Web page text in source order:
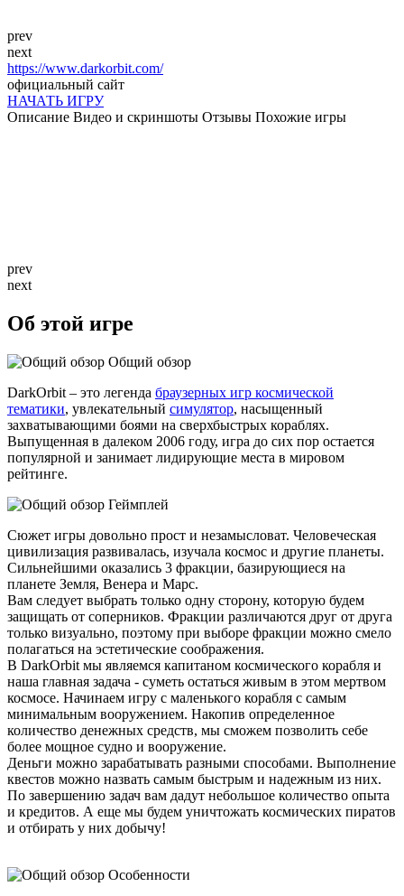
prev
next
https://www.darkorbit.com/
официальный сайт
НАЧАТЬ ИГРУ
Описание Видео и скриншоты Отзывы Похожие игры
prev
next
Об этой игре
Общий обзор
DarkOrbit – это легенда браузерных игр космической
тематики, увлекательный симулятор, насыщенный
захватывающими боями на сверхбыстрых кораблях.
Выпущенная в далеком 2006 году, игра до сих пор остается
популярной и занимает лидирующие места в мировом
рейтинге.
Геймплей
Сюжет игры довольно прост и незамысловат. Человеческая
цивилизация развивалась, изучала космос и другие планеты.
Сильнейшими оказались 3 фракции, базирующиеся на
планете Земля, Венера и Марс.
Вам следует выбрать только одну сторону, которую будем
защищать от соперников. Фракции различаются друг от друга
только визуально, поэтому при выборе фракции можно смело
полагаться на эстетические соображения.
В DarkOrbit мы являемся капитаном космического корабля и
наша главная задача - суметь остаться живым в этом мертвом
космосе. Начинаем игру с маленького корабля с самым
минимальным вооружением. Накопив определенное
количество денежных средств, мы сможем позволить себе
более мощное судно и вооружение.
Деньги можно зарабатывать разными способами. Выполнение
квестов можно назвать самым быстрым и надежным из них.
По завершению задач вам дадут небольшое количество опыта
и кредитов. А еще мы будем уничтожать космических пиратов
и отбирать у них добычу!
Особенности